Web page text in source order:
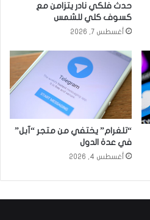
حدث فلكي نادر يتزامن مع
كسوف كلي للشمس
أغسطس 7, 2026
“تلغرام” يختفي من متجر “آبل”
في عدة الدول
أغسطس 4, 2026